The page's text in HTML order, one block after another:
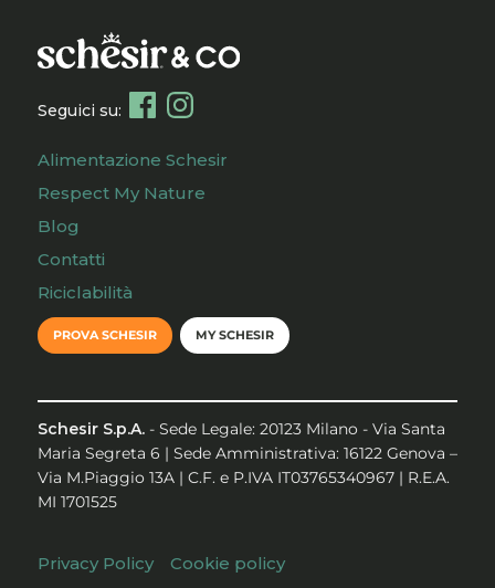
Seguici su:
Alimentazione Schesir
Respect My Nature
Blog
Contatti
Riciclabilità
PROVA SCHESIR MY SCHESIR
Schesir S.p.A.- Sede Legale: 20123 Milano - Via Santa
Maria Segreta 6 | Sede Amministrativa: 16122 Genova –
Via M.Piaggio 13A | C.F. e P.IVA IT03765340967 | R.E.A.
MI 1701525
Privacy Policy
Cookie policy